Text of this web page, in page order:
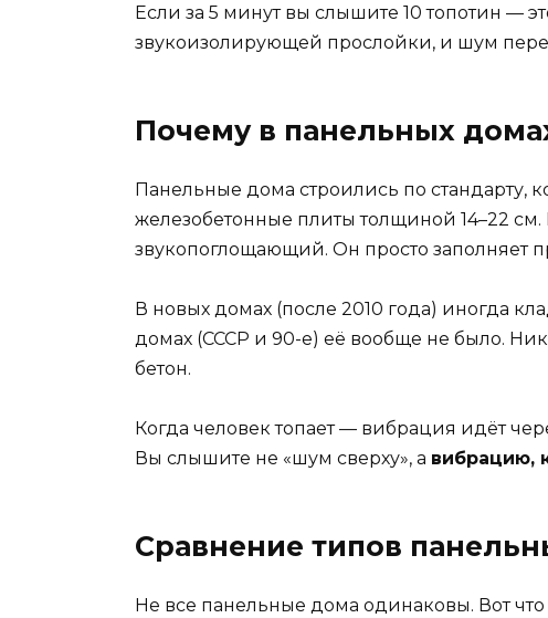
Если за 5 минут вы слышите 10 топотин —
звукоизолирующей прослойки, и шум
Почему в панельных
Панельные дома строились по стандарту,
железобетонные плиты толщиной 14–22
звукопоглощающий. Он просто заполняет
В новых домах (после 2010 года) иногда
домах (СССР и 90-е) её вообще не было.
бетон.
Когда человек топает — вибрация идёт
Вы слышите не «шум сверху», а вибрацию,
Сравнение типов
Не все панельные дома одинаковы. Вот